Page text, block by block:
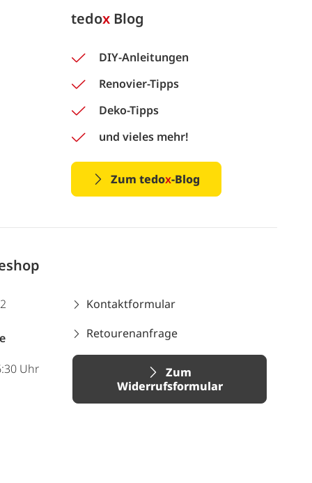
tedox Blog
DIY-Anleitungen
Renovier-Tipps
Deko-Tipps
und vieles mehr!
Zum tedox-Blog
Uhr
Kontaktformular
Retourenanfrage
Zum
Widerrufsformular